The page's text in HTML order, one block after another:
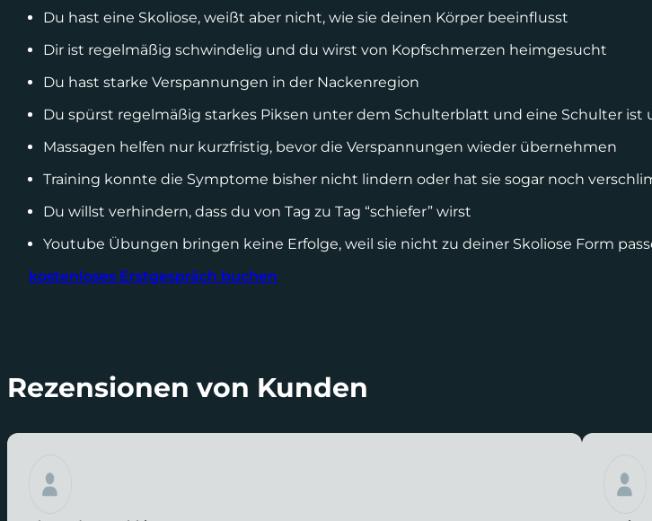
Du hast eine Skoliose, weißt aber nicht, wie sie deinen Körper beeinflusst
Dir ist regelmäßig schwindelig und du wirst von Kopfschmerzen heimgesucht
Du hast starke Verspannungen in der Nackenregion
Du spürst regelmäßig starkes Piksen unter dem Schulterblatt und eine Schulter ist
Massagen helfen nur kurzfristig, bevor die Verspannungen wieder übernehmen
Training konnte die Symptome bisher nicht lindern oder hat sie sogar noch
Du willst verhindern, dass du von Tag zu Tag “schiefer” wirst
Youtube Übungen bringen keine Erfolge, weil sie nicht zu deiner Skoliose Form
kostenloses Erstgespräch buchen
Rezensionen von Kunden